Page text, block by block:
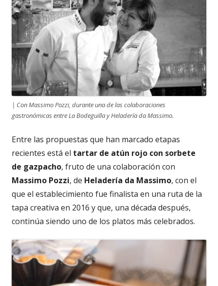
| Con Massimo Pozzi, durante una de las colaboraciones
gastronómicas entre La Bodeguilla y Heladería da Massimo.
Entre las propuestas que han marcado etapas
recientes está el tartar de atún rojo con sorbete
de gazpacho, fruto de una colaboración con
Massimo Pozzi, de Heladería da Massimo, con el
que el establecimiento fue finalista en una ruta de la
tapa creativa en 2016 y que, una década después,
continúa siendo uno de los platos más celebrados.